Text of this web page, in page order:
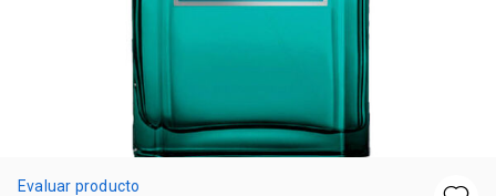
Evaluar producto